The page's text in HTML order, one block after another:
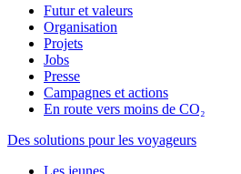
Futur et valeurs
Organisation
Projets
Jobs
Presse
Campagnes et actions
En route vers moins de CO₂
Des solutions pour les voyageurs
Les jeunes